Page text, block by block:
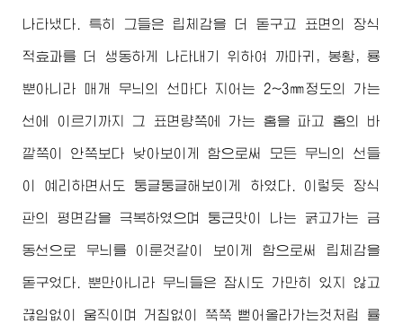
나타냈다. 특히 그들은 립체감을 더 돋구고 표면의 장식
적효과를 더 생동하게 나타내기 위하여 까마귀, 봉황, 룡
뿐아니라 매개 무늬의 선마다 지어는 2~3㎜정도의 가는
선에 이르기까지 그 표면량쪽에 가는 홈을 파고 홈의 바
깥쪽이 안쪽보다 낮아보이게 함으로써 모든 무늬의 선들
이 예리하면서도 둥글둥글해보이게 하였다. 이렇듯 장식
판의 평면감을 극복하였으며 둥근맛이 나는 굵고가는 금
동선으로 무늬를 이룬것같이 보이게 함으로써 립체감을
돋구었다. 뿐만아니라 무늬들은 잠시도 가만히 있지 않고
끊임없이 움직이며 거침없이 쭉쭉 뻗어올라가는것처럼 률